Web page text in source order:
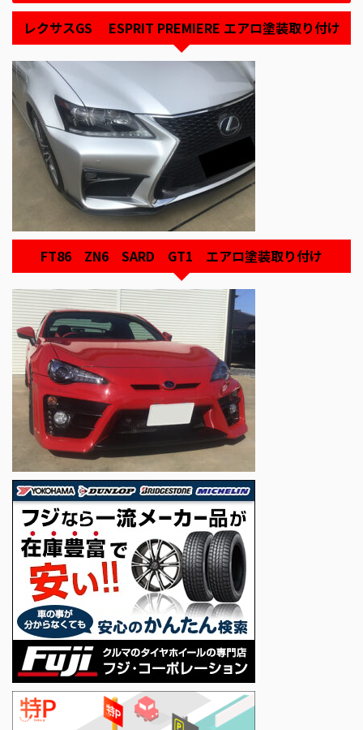
レクサスGS ESPRIT PREMIERE エアロ塗装取り付け
FT86 ZN6 SARD GT1 エアロ塗装取り付け